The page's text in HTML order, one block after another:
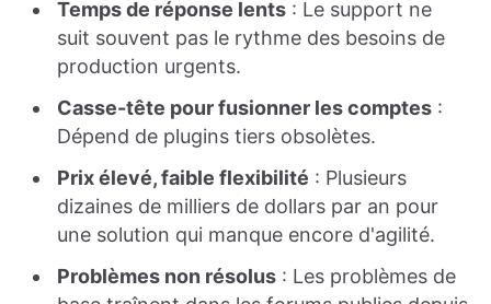
Temps de réponse lents : Le support ne
suit souvent pas le rythme des besoins de
production urgents.
Casse-tête pour fusionner les comptes :
Dépend de plugins tiers obsolètes.
Prix élevé, faible flexibilité : Plusieurs
dizaines de milliers de dollars par an pour
une solution qui manque encore d'agilité.
Problèmes non résolus : Les problèmes de